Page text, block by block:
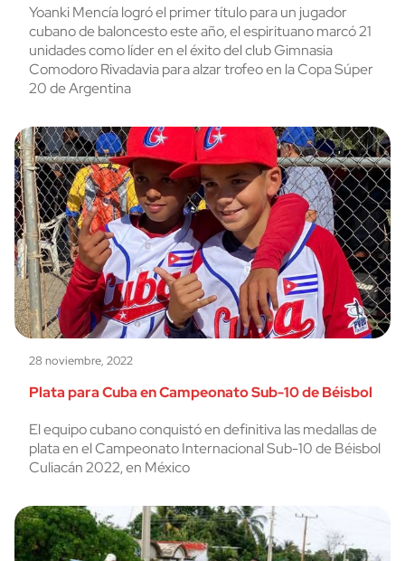
Yoanki Mencía logró el primer título para un jugador
cubano de baloncesto este año, el espirituano marcó 21
unidades como líder en el éxito del club Gimnasia
Comodoro Rivadavia para alzar trofeo en la Copa Súper
20 de Argentina
28 noviembre, 2022
Plata para Cuba en Campeonato Sub-10 de Béisbol
El equipo cubano conquistó en definitiva las medallas de
plata en el Campeonato Internacional Sub-10 de Béisbol
Culiacán 2022, en México